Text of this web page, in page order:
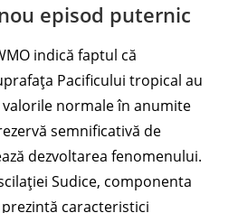
episod puternic
indică faptul că
Pacificului tropical au
valorile normale în anumite
semnificativă de
dezvoltarea fenomenului.
Sudice, componenta
caracteristici